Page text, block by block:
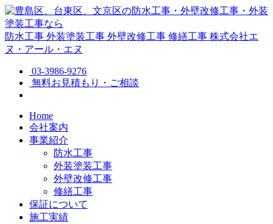
防水工事 外装塗装工事 外壁改修工事 修繕工事 株式会社エ
ヌ・アール・エヌ
03-3986-9276
無料お見積もり・ご相談
Home
会社案内
事業紹介
防水工事
外装塗装工事
外壁改修工事
修繕工事
保証について
施工実績